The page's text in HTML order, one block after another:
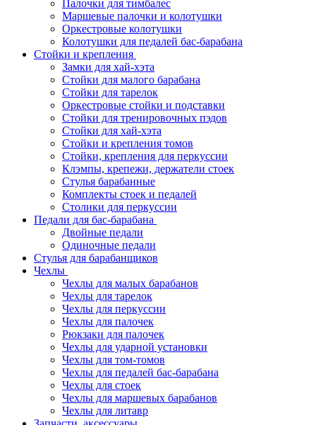
Палочки для тимбалес
Маршевые палочки и колотушки
Оркестровые колотушки
Колотушки для педалей бас-барабана
Стойки и крепления
Замки для хай-хэта
Стойки для малого барабана
Стойки для тарелок
Оркестровые стойки и подставки
Стойки для тренировочных пэдов
Стойки для хай-хэта
Стойки и крепления томов
Стойки, крепления для перкуссии
Клэмпы, крепежи, держатели стоек
Стулья барабанные
Комплекты стоек и педалей
Столики для перкуссии
Педали для бас-барабана
Двойные педали
Одиночные педали
Стулья для барабанщиков
Чехлы
Чехлы для малых барабанов
Чехлы для тарелок
Чехлы для перкуссии
Чехлы для палочек
Рюкзаки для палочек
Чехлы для ударной установки
Чехлы для том-томов
Чехлы для педалей бас-барабана
Чехлы для стоек
Чехлы для маршевых барабанов
Чехлы для литавр